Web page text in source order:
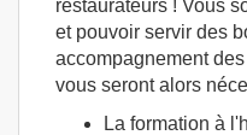
restaurateurs ! Vous
et pouvoir servir des
accompagnement
vous seront alors
La formation à